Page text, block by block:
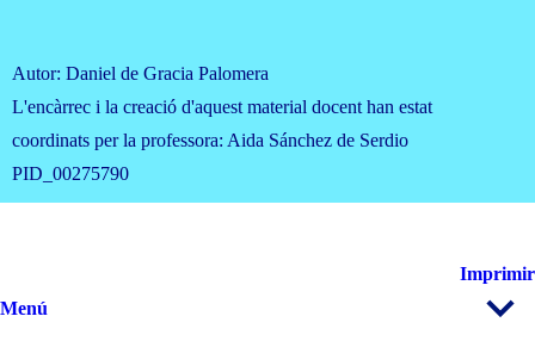
Autor: Daniel de Gracia Palomera
L'encàrrec i la creació d'aquest material docent han estat
coordinats per la professora: Aida Sánchez de Serdio
PID_00275790
Imprimir
Menú